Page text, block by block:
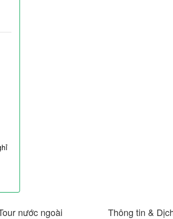
nước ngoài Thông tin &